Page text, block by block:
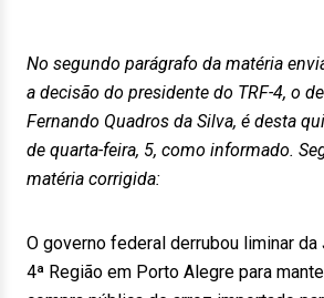
No segundo parágrafo da matéria
a decisão do presidente do TRF-4, o
Fernando Quadros da Silva, é desta
de quarta-feira, 5, como informado.
matéria corrigida:
O governo federal derrubou liminar
4ª Região em Porto Alegre para